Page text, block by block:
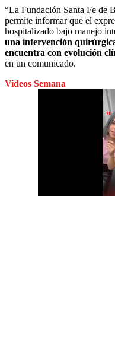
“La Fundación Santa Fe de
permite informar que el
hospitalizado bajo manejo
una intervención
encuentra con evolución
en un comunicado.
Videos Semana